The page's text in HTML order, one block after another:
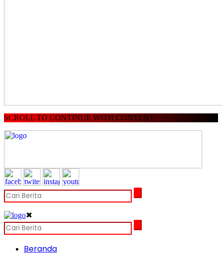
SCROLL TO CONTINUE WITH CONTENT
✖
Beranda